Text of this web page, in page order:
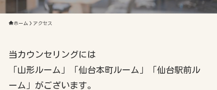
ホーム アクセス
当カウンセリングには
「山形ルーム」「仙台本町ルーム」「仙台駅前ル
ーム」がございます。